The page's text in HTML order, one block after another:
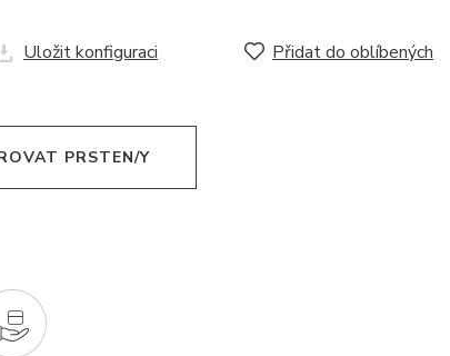
Uložit konfiguraci Přidat do oblíbených
PRSTEN/Y